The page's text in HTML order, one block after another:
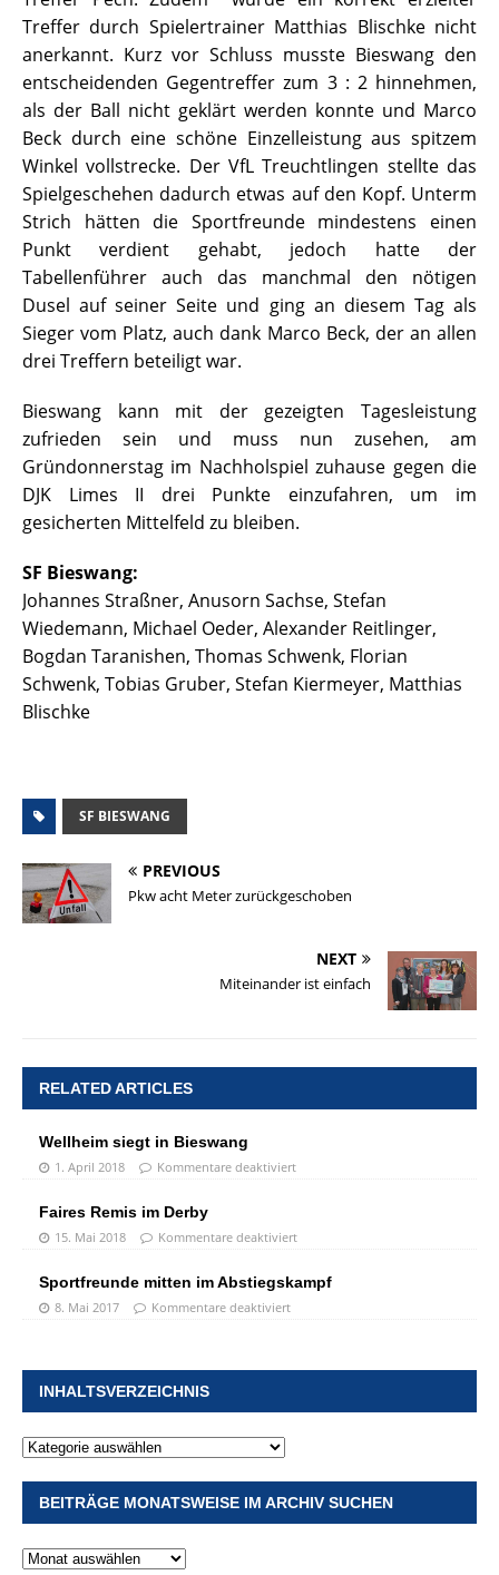
Treffer durch Spielertrainer Matthias Blischke nicht
anerkannt. Kurz vor Schluss musste Bieswang den
entscheidenden Gegentreffer zum 3 : 2 hinnehmen,
als der Ball nicht geklärt werden konnte und Marco
Beck durch eine schöne Einzelleistung aus spitzem
Winkel vollstrecke. Der VfL Treuchtlingen stellte das
Spielgeschehen dadurch etwas auf den Kopf. Unterm
Strich hätten die Sportfreunde mindestens einen
Punkt verdient gehabt, jedoch hatte der
Tabellenführer auch das manchmal den nötigen
Dusel auf seiner Seite und ging an diesem Tag als
Sieger vom Platz, auch dank Marco Beck, der an allen
drei Treffern beteiligt war.
Bieswang kann mit der gezeigten Tagesleistung
zufrieden sein und muss nun zusehen, am
Gründonnerstag im Nachholspiel zuhause gegen die
DJK Limes II drei Punkte einzufahren, um im
gesicherten Mittelfeld zu bleiben.
SF Bieswang:
Johannes Straßner, Anusorn Sachse, Stefan
Wiedemann, Michael Oeder, Alexander Reitlinger,
Bogdan Taranishen, Thomas Schwenk, Florian
Schwenk, Tobias Gruber, Stefan Kiermeyer, Matthias
Blischke
SF BIESWANG
PREVIOUS
Pkw acht Meter zurückgeschoben
NEXT
Miteinander ist einfach
RELATED ARTICLES
Wellheim siegt in Bieswang
1. April 2018 Kommentare deaktiviert
Faires Remis im Derby
15. Mai 2018 Kommentare deaktiviert
Sportfreunde mitten im Abstiegskampf
8. Mai 2017 Kommentare deaktiviert
INHALTSVERZEICHNIS
BEITRÄGE MONATSWEISE IM ARCHIV SUCHEN